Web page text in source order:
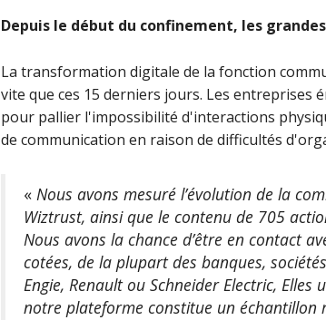
Depuis le début du confinement, les
La transformation digitale de la fonction
vite que ces 15 derniers jours. Les entreprises
pour pallier l'impossibilité d'interactions
de communication en raison de difficultés
« Nous avons mesuré l’évolution de la
Wiztrust, ainsi que le contenu de 705
Nous avons la chance d’être en contact
cotées, de la plupart des banques,
Engie, Renault ou Schneider Electric,
notre plateforme constitue un échantillon